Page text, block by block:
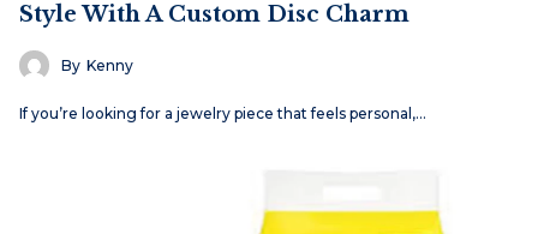
Style With A Custom Disc Charm
By Kenny
If you’re looking for a jewelry piece that feels personal,…